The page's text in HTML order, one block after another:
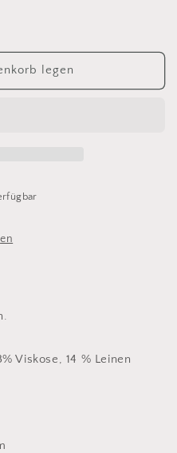
legen
Viskose, 14 % Leinen